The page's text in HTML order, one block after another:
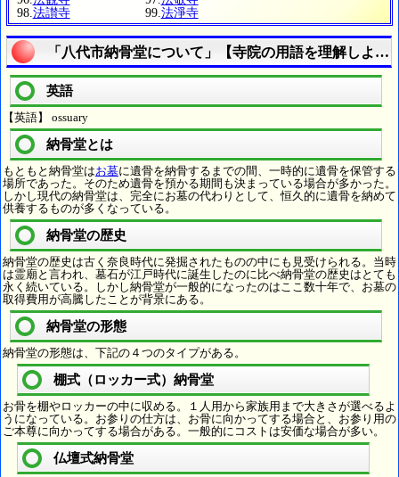
98. 法讃寺 99. 法淨寺
「八代市納骨堂について」【寺院の用語を理解しよう
英語
【英語】 ossuary
納骨堂とは
もともと納骨堂はお墓に遺骨を納骨するまでの間、一時的に遺骨を保管する
場所であった。そのため遺骨を預かる期間も決まっている場合が多かった。
しかし現代の納骨堂は、完全にお墓の代わりとして、恒久的に遺骨を納めて
供養するものが多くなっている。
納骨堂の歴史
納骨堂の歴史は古く奈良時代に発掘されたものの中にも見受けられる。当時
は霊廟と言われ、墓石が江戸時代に誕生したのに比べ納骨堂の歴史はとても
永く続いている。しかし納骨堂が一般的になったのはここ数十年で、お墓の
取得費用が高騰したことが背景にある。
納骨堂の形態
納骨堂の形態は、下記の４つのタイプがある。
棚式（ロッカー式）納骨堂
お骨を棚やロッカーの中に収める。１人用から家族用まで大きさが選べるよ
うになっている。お参りの仕方は、お骨に向かってする場合と、お参り用の
ご本尊に向かってする場合がある。一般的にコストは安価な場合が多い。
仏壇式納骨堂